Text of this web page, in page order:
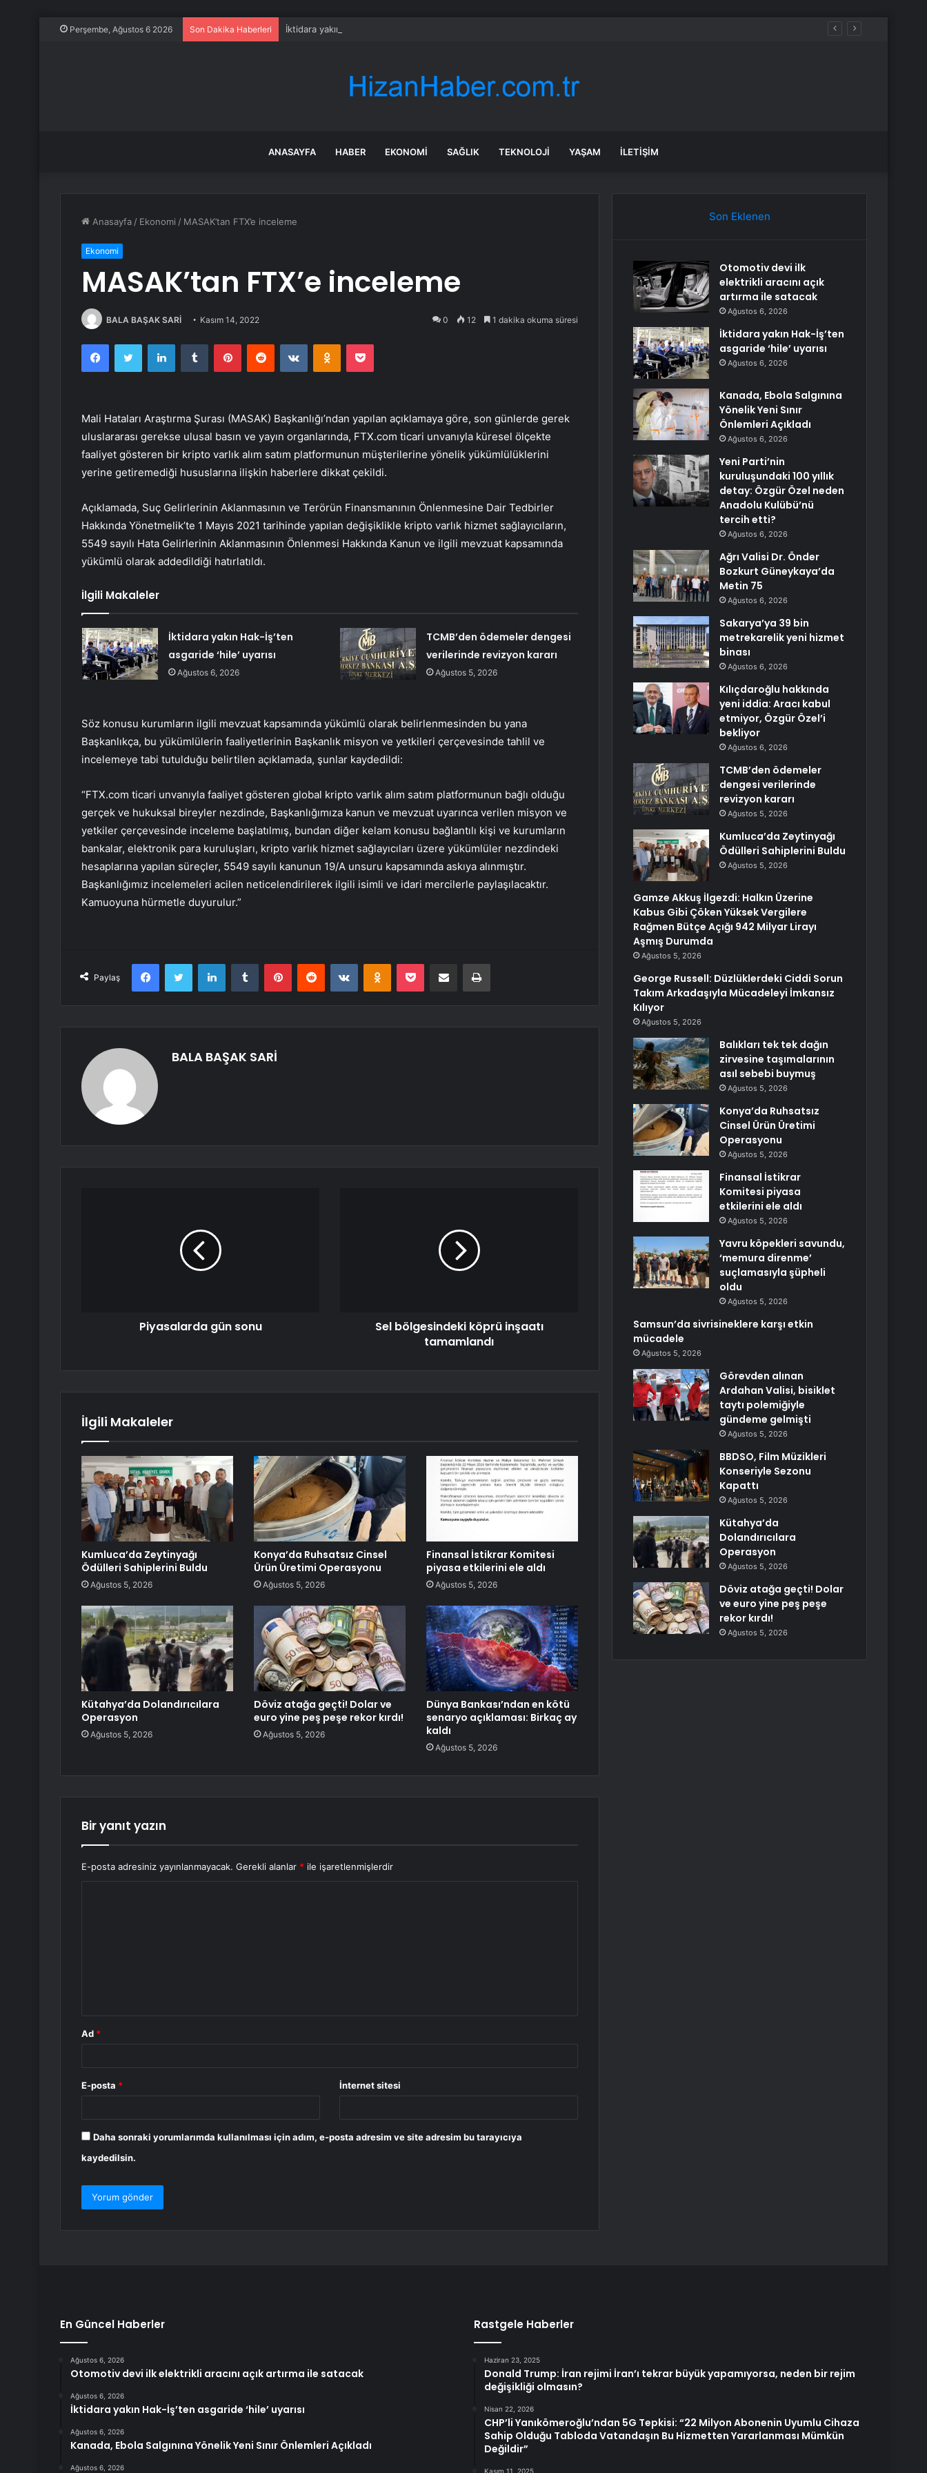
Perşembe, Ağustos 6 2026 Son Dakika Haberleri İktidara yakın Hak-İş’ten asgaride ‘hile’ uyarısı
ANASAYFA HABER EKONOMI SAĞLIK TEKNOLOJI YAŞAM İLETIŞIM
Anasayfa / Ekonomi / MASAK’tan FTX’e inceleme
Ekonomi
MASAK’tan FTX’e inceleme
BALA BAŞAK SARİ Kasım 14, 2022 0 12 1 dakika okuma süresi
FacebookTwitter LinkedInTumblr PinterestReddit VKontakteOdnoklassniki
Pocket
Mali Hataları Araştırma Şurası (MASAK) Başkanlığı’ndan yapılan açıklamaya göre, son günlerde gerek
uluslararası gerekse ulusal basın ve yayın organlarında, FTX.com ticari unvanıyla küresel ölçekte
faaliyet gösteren bir kripto varlık alım satım platformunun müşterilerine yönelik yükümlülüklerini
yerine getiremediği hususlarına ilişkin haberlere dikkat çekildi.
Açıklamada, Suç Gelirlerinin Aklanmasının ve Terörün Finansmanının Önlenmesine Dair Tedbirler
Hakkında Yönetmelik’te 1 Mayıs 2021 tarihinde yapılan değişiklikle kripto varlık hizmet sağlayıcıların,
5549 sayılı Hata Gelirlerinin Aklanmasının Önlenmesi Hakkında Kanun ve ilgili mevzuat kapsamında
yükümlü olarak addedildiği hatırlatıldı.
İlgili Makaleler
İktidara yakın Hak-İş’ten
asgaride ‘hile’ uyarısı
Ağustos 6, 2026
TCMB’den ödemeler dengesi
verilerinde revizyon kararı
Ağustos 5, 2026
Söz konusu kurumların ilgili mevzuat kapsamında yükümlü olarak belirlenmesinden bu yana
Başkanlıkça, bu yükümlülerin faaliyetlerinin Başkanlık misyon ve yetkileri çerçevesinde tahlil ve
incelemeye tabi tutulduğu belirtilen açıklamada, şunlar kaydedildi:
“FTX.com ticari unvanıyla faaliyet gösteren global kripto varlık alım satım platformunun bağlı olduğu
gerçek ve hukuksal bireyler nezdinde, Başkanlığımıza kanun ve mevzuat uyarınca verilen misyon ve
yetkiler çerçevesinde inceleme başlatılmış, bundan diğer kelam konusu bağlantılı kişi ve kurumların
bankalar, elektronik para kuruluşları, kripto varlık hizmet sağlayıcıları üzere yükümlüler nezdindeki
hesaplarına yapılan süreçler, 5549 sayılı kanunun 19/A unsuru kapsamında askıya alınmıştır.
Başkanlığımız incelemeleri acilen neticelendirilerek ilgili isimli ve idari mercilerle paylaşılacaktır.
Kamuoyuna hürmetle duyurulur.”
Paylaş
FacebookTwitter LinkedInTumblr PinterestReddit VKontakteOdnoklassniki
Pocket E-Posta ile paylaş Yazdır
BALA BAŞAK SARİ
Piyasalarda gün sonu
Sel bölgesindeki köprü inşaatı
tamamlandı
İlgili Makaleler
Kumluca’da Zeytinyağı
Ödülleri Sahiplerini Buldu
Ağustos 5, 2026
Konya’da Ruhsatsız Cinsel
Ürün Üretimi Operasyonu
Ağustos 5, 2026
Finansal İstikrar Komitesi
piyasa etkilerini ele aldı
Ağustos 5, 2026
Kütahya’da Dolandırıcılara
Operasyon
Ağustos 5, 2026
Döviz atağa geçti! Dolar ve
euro yine peş peşe rekor kırdı!
Ağustos 5, 2026
Dünya Bankası’ndan en kötü
senaryo açıklaması: Birkaç ay
kaldı
Ağustos 5, 2026
Bir yanıt yazın
E-posta adresiniz yayınlanmayacak. Gerekli alanlar * ile işaretlenmişlerdir
Ad *
E-posta * İnternet sitesi
Daha sonraki yorumlarımda kullanılması için adım, e-posta adresim ve site adresim bu tarayıcıya
kaydedilsin.
Son Eklenen
Otomotiv devi ilk
elektrikli aracını açık
artırma ile satacak
Ağustos 6, 2026
İktidara yakın Hak-İş’ten
asgaride ‘hile’ uyarısı
Ağustos 6, 2026
Kanada, Ebola Salgınına
Yönelik Yeni Sınır
Önlemleri Açıkladı
Ağustos 6, 2026
Yeni Parti’nin
kuruluşundaki 100 yıllık
detay: Özgür Özel neden
Anadolu Kulübü’nü
tercih etti?
Ağustos 6, 2026
Ağrı Valisi Dr. Önder
Bozkurt Güneykaya’da
Metin 75
Ağustos 6, 2026
Sakarya’ya 39 bin
metrekarelik yeni hizmet
binası
Ağustos 6, 2026
Kılıçdaroğlu hakkında
yeni iddia: Aracı kabul
etmiyor, Özgür Özel’i
bekliyor
Ağustos 6, 2026
TCMB’den ödemeler
dengesi verilerinde
revizyon kararı
Ağustos 5, 2026
Kumluca’da Zeytinyağı
Ödülleri Sahiplerini Buldu
Ağustos 5, 2026
Gamze Akkuş İlgezdi: Halkın Üzerine
Kabus Gibi Çöken Yüksek Vergilere
Rağmen Bütçe Açığı 942 Milyar Lirayı
Aşmış Durumda
Ağustos 5, 2026
George Russell: Düzlüklerdeki Ciddi Sorun
Takım Arkadaşıyla Mücadeleyi İmkansız
Kılıyor
Ağustos 5, 2026
Balıkları tek tek dağın
zirvesine taşımalarının
asıl sebebi buymuş
Ağustos 5, 2026
Konya’da Ruhsatsız
Cinsel Ürün Üretimi
Operasyonu
Ağustos 5, 2026
Finansal İstikrar
Komitesi piyasa
etkilerini ele aldı
Ağustos 5, 2026
Yavru köpekleri savundu,
‘memura direnme’
suçlamasıyla şüpheli
oldu
Ağustos 5, 2026
Samsun’da sivrisineklere karşı etkin
mücadele
Ağustos 5, 2026
Görevden alınan
Ardahan Valisi, bisiklet
taytı polemiğiyle
gündeme gelmişti
Ağustos 5, 2026
BBDSO, Film Müzikleri
Konseriyle Sezonu
Kapattı
Ağustos 5, 2026
Kütahya’da
Dolandırıcılara
Operasyon
Ağustos 5, 2026
Döviz atağa geçti! Dolar
ve euro yine peş peşe
rekor kırdı!
Ağustos 5, 2026
En Güncel Haberler
Ağustos 6, 2026
Otomotiv devi ilk elektrikli aracını açık artırma ile satacak
Ağustos 6, 2026
İktidara yakın Hak-İş’ten asgaride ‘hile’ uyarısı
Ağustos 6, 2026
Kanada, Ebola Salgınına Yönelik Yeni Sınır Önlemleri Açıkladı
Ağustos 6, 2026
Rastgele Haberler
Haziran 23, 2025
Donald Trump: İran rejimi İran’ı tekrar büyük yapamıyorsa, neden bir rejim
değişikliği olmasın?
Nisan 22, 2026
CHP’li Yanıkömeroğlu’ndan 5G Tepkisi: “22 Milyon Abonenin Uyumlu Cihaza
Sahip Olduğu Tabloda Vatandaşın Bu Hizmetten Yararlanması Mümkün
Değildir”
Kasım 11, 2025